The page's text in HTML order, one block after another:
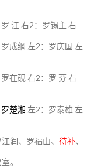
江 右2：罗锡主 右
成纲 左2：罗庆国 左
在砚 右2：罗 芬 右
罗楚湘 左2：罗泰雄 左
润、罗福山、 待补、
。